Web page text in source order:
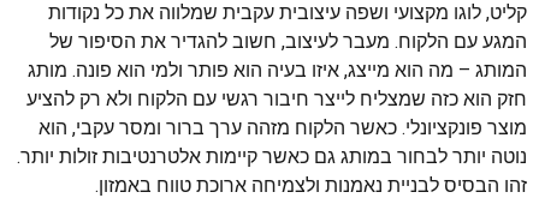
קליט, לוגו מקצועי ושפה עיצובית עקבית שמלווה את כל נקודות
המגע עם הלקוח. מעבר לעיצוב, חשוב להגדיר את הסיפור של
המותג – מה הוא מייצג, איזו בעיה הוא פותר ולמי הוא פונה. מותג
חזק הוא כזה שמצליח לייצר חיבור רגשי עם הלקוח ולא רק להציע
מוצר פונקציונלי. כאשר הלקוח מזהה ערך ברור ומסר עקבי, הוא
נוטה יותר לבחור במותג גם כאשר קיימות אלטרנטיבות זולות יותר.
זהו הבסיס לבניית נאמנות ולצמיחה ארוכת טווח באמזון.